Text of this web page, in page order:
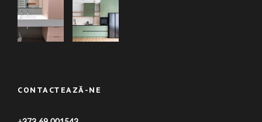
CONTACTEAZĂ-NE